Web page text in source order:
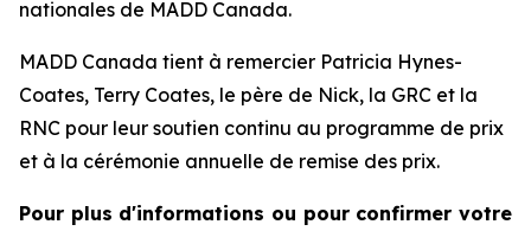
nationales de MADD Canada.
MADD Canada tient à remercier Patricia Hynes-
Coates, Terry Coates, le père de Nick, la GRC et la
RNC pour leur soutien continu au programme de prix
et à la cérémonie annuelle de remise des prix.
Pour plus d'informations ou pour confirmer votre